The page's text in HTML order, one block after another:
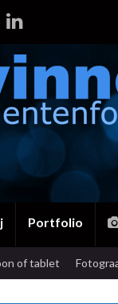
Portfolio
of tablet